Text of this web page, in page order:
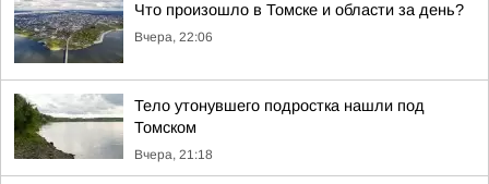
Что произошло в Томске и области за день?
Вчера, 22:06
Тело утонувшего подростка нашли под
Томском
Вчера, 21:18